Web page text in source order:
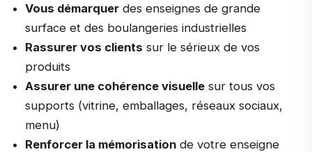
Vous démarquer des enseignes de grande
surface et des boulangeries industrielles
Rassurer vos clients sur le sérieux de vos
produits
Assurer une cohérence visuelle sur tous vos
supports (vitrine, emballages, réseaux sociaux,
menu)
Renforcer la mémorisation de votre enseigne